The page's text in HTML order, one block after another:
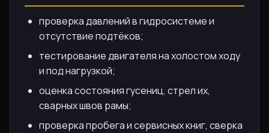
проверка давлений в гидросистеме и
отсутствие подтёков;
тестирование двигателя на холостом ходу
и под нагрузкой;
оценка состояния гусениц, стрел их,
сварных швов рамы;
проверка пробега и сервисных книг, сверка